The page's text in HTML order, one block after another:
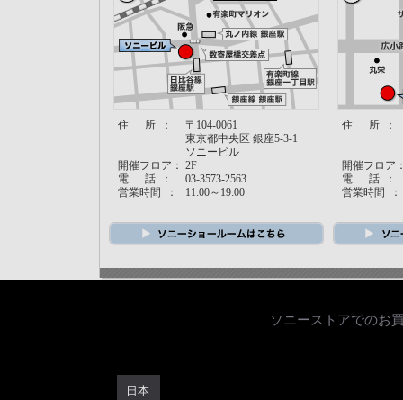
住 所 ：
〒104-0061
東京都中央区 銀座5-3-1
ソニービル
開催フロア： 2F
電 話 ：
03-3573-2563
営業時間 ：
11:00～19:00
住 所 ：
開催フロア
電 話 ：
営業時間 ：
ソニーストアでのお
日本